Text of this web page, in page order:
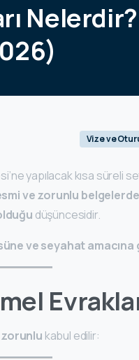
Nelerdir?
Vize ve
yapılacak kısa süreli
ve zorunlu
düşüncesidir.
ve seyahat
kabul edilir: